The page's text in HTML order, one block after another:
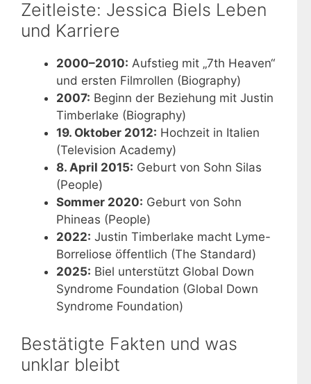
Zeitleiste: Jessica Biels Leben
und Karriere
2000–2010: Aufstieg mit „7th Heaven“
und ersten Filmrollen (Biography)
2007: Beginn der Beziehung mit Justin
Timberlake (Biography)
19. Oktober 2012: Hochzeit in Italien
(Television Academy)
8. April 2015: Geburt von Sohn Silas
(People)
Sommer 2020: Geburt von Sohn
Phineas (People)
2022: Justin Timberlake macht Lyme-
Borreliose öffentlich (The Standard)
2025: Biel unterstützt Global Down
Syndrome Foundation (Global Down
Syndrome Foundation)
Bestätigte Fakten und was
unklar bleibt